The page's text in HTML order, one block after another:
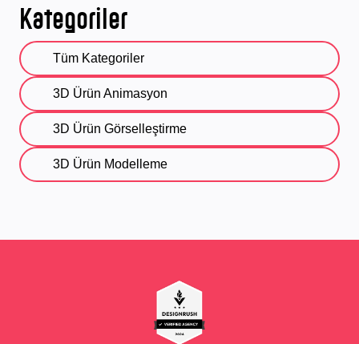
Kategoriler
Tüm Kategoriler
3D Ürün Animasyon
3D Ürün Görselleştirme
3D Ürün Modelleme